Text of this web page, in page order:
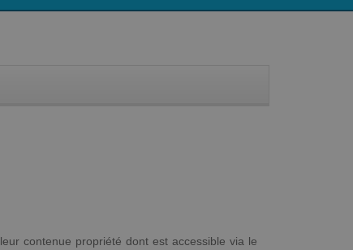
contenue propriété dont est accessible via le